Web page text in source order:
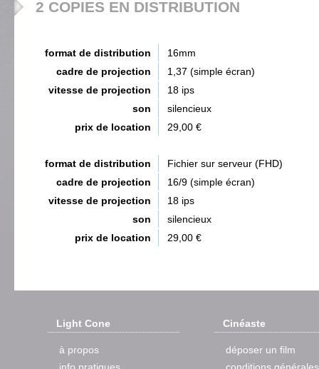
2 COPIES EN DISTRIBUTION
format de distribution
16mm
cadre de projection
1,37 (simple écran)
vitesse de projection
18 ips
son
silencieux
prix de location
29,00 €
format de distribution
Fichier sur serveur (FHD)
cadre de projection
16/9 (simple écran)
vitesse de projection
18 ips
son
silencieux
prix de location
29,00 €
Light Cone
à propos
info pratiques
Cinéaste
déposer un film
conditions générales